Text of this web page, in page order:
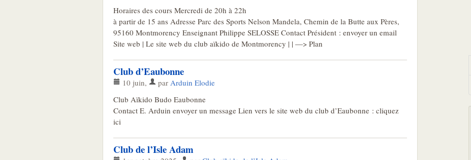
Horaires des cours Mercredi de 20h à 22h
à partir de 15 ans Adresse Parc des Sports Nelson Mandela, Chemin de la Butte aux Pères,
95160 Montmorency Enseignant Philippe SELOSSE Contact Président : envoyer un email
Site web | Le site web du club aïkido de Montmorency | | —> Plan
Club d’Eaubonne
10 juin, par Arduin Elodie
Club Aïkido Budo Eaubonne
Contact E. Arduin envoyer un message Lien vers le site web du club d’Eaubonne : cliquez
ici
Club de l’Isle Adam